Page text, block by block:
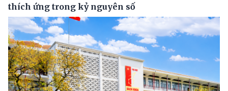
thích ứng trong kỷ nguyên số